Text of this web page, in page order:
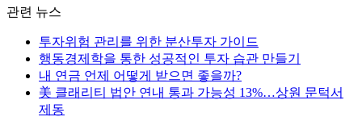
관련 뉴스
투자위험 관리를 위한 분산투자 가이드
행동경제학을 통한 성공적인 투자 습관 만들기
내 연금 언제 어떻게 받으면 좋을까?
美 클래리티 법안 연내 통과 가능성 13%…상원 문턱서
제동